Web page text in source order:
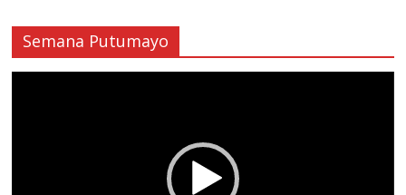
Semana Putumayo